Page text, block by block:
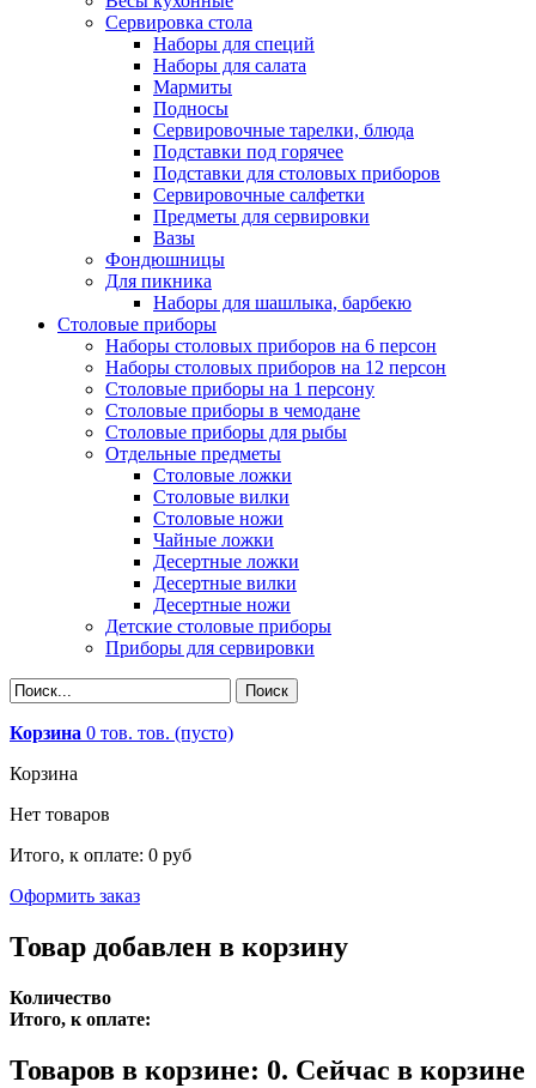
Сервировка стола
Наборы для специй
Наборы для салата
Мармиты
Подносы
Сервировочные тарелки, блюда
Подставки под горячее
Подставки для столовых приборов
Сервировочные салфетки
Предметы для сервировки
Вазы
Фондюшницы
Для пикника
Наборы для шашлыка, барбекю
Столовые приборы
Наборы столовых приборов на 6 персон
Наборы столовых приборов на 12 персон
Столовые приборы на 1 персону
Столовые приборы в чемодане
Столовые приборы для рыбы
Отдельные предметы
Столовые ложки
Столовые вилки
Столовые ножи
Чайные ложки
Десертные ложки
Десертные вилки
Десертные ножи
Детские столовые приборы
Приборы для сервировки
Корзина 0 тов. тов. (пусто)
Корзина
Нет товаров
Итого, к оплате: 0 руб
Оформить заказ
Товар добавлен в корзину
Количество
Итого, к оплате:
Товаров в корзине: 0. Сейчас в корзине